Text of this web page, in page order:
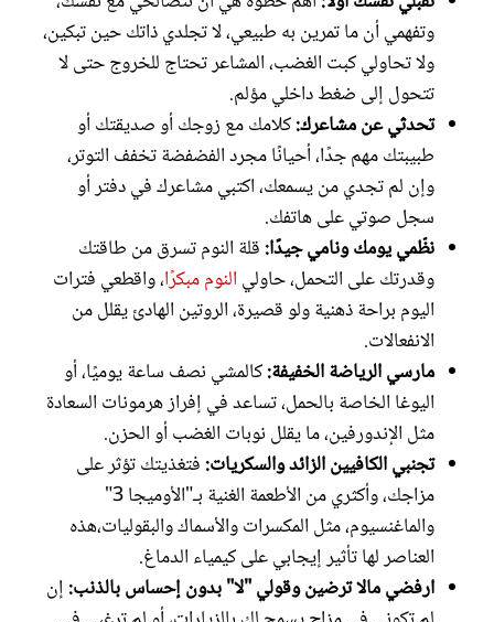
وتفهمي أن ما تمرين به طبيعي، لا تجلدي ذاتك حين تبكين،
ولا تحاولي كبت الغضب، المشاعر تحتاج للخروج حتى لا
تتحول إلى ضغط داخلي مؤلم.
تحدثي عن مشاعرك:كلامك مع زوجك أو صديقتك أو
طبيبتك مهم جدًا، أحيانًا مجرد الفضفضة تخفف التوتر،
وإن لم تجدي من يسمعك، اكتبي مشاعرك في دفتر أو
سجل صوتي على هاتفك.
نظّمي يومك ونامي جيدًا:قلة النوم تسرق من طاقتك
وقدرتك على التحمل، حاولي النوم مبكرًا، واقطعي فترات
اليوم براحة ذهنية ولو قصيرة، الروتين الهادئ يقلل من
الانفعالات.
مارسي الرياضة الخفيفة:كالمشي نصف ساعة يوميًا، أو
اليوغا الخاصة بالحمل، تساعد في إفراز هرمونات السعادة
مثل الإندورفين، ما يقلل نوبات الغضب أو الحزن.
تجنبي الكافيين الزائد والسكريات:فتغذيتك تؤثر على
مزاجك، وأكثري من الأطعمة الغنية بـ"الأوميجا 3"
والماغنسيوم، مثل المكسرات والأسماك والبقوليات،هذه
العناصر لها تأثير إيجابي على كيمياء الدماغ.
ارفضي مالا ترضين وقولي "لا" بدون إحساس بالذنب:إن